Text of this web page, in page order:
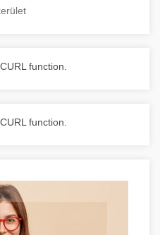
function.
function.